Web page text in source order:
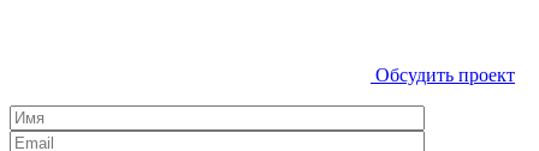
Обсудить проект